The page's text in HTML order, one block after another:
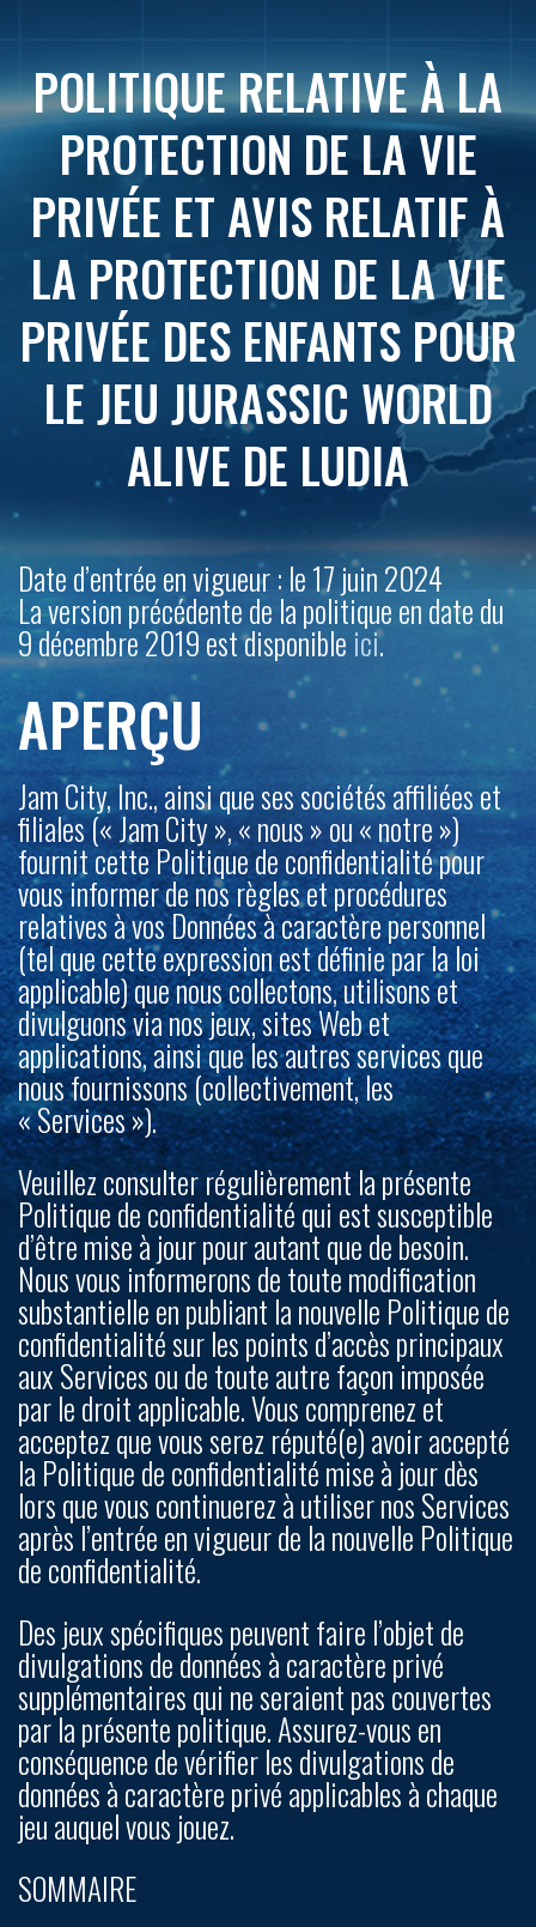
POLITIQUE RELATIVE À LA
PROTECTION DE LA VIE
PRIVÉE ET AVIS RELATIF À
LA PROTECTION DE LA VIE
PRIVÉE DES ENFANTS POUR
LE JEU JURASSIC WORLD
ALIVE DE LUDIA
Date d’entrée en vigueur : le 17 juin 2024
La version précédente de la politique en date du
9 décembre 2019 est disponible ici.
APERÇU
Jam City, Inc., ainsi que ses sociétés affiliées et
filiales (« Jam City », « nous » ou « notre »)
fournit cette Politique de confidentialité pour
vous informer de nos règles et procédures
relatives à vos Données à caractère personnel
(tel que cette expression est définie par la loi
applicable) que nous collectons, utilisons et
divulguonsvianos jeux, sites Web et
applications, ainsi que les autres services que
nous fournissons (collectivement, les
« Services »).
Veuillez consulter régulièrement la présente
Politique de confidentialité qui est susceptible
d’être mise à jour pour autant que de besoin.
Nous vous informerons de toute modification
substantielle en publiant la nouvelle Politique de
confidentialité sur les points d’accès principaux
aux Services ou de toute autre façon imposée
par le droit applicable. Vous comprenez et
acceptez que vous serez réputé(e) avoir accepté
la Politique de confidentialité mise à jour dès
lors que vous continuerez à utiliser nos Services
après l’entrée en vigueur de la nouvelle Politique
de confidentialité.
Des jeux spécifiques peuvent faire l’objet de
divulgations de données à caractère privé
supplémentaires qui ne seraient pas couvertes
par la présente politique. Assurez-vous en
conséquence de vérifier les divulgations de
données à caractère privé applicables à chaque
jeu auquel vous jouez.
SOMMAIRE